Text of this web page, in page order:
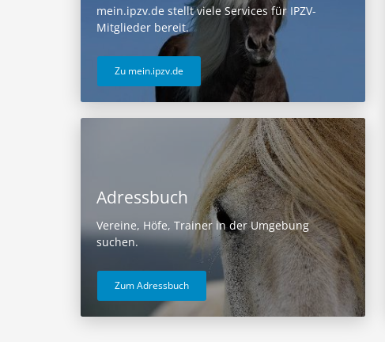
mein.ipzv.de stellt viele Services für IPZV-
Mitglieder bereit.
Zu mein.ipzv.de
Adressbuch
Vereine, Höfe, Trainer in der Umgebung
suchen.
Zum Adressbuch